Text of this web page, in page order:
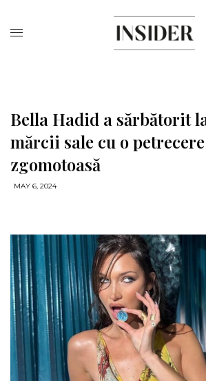
Bella Hadid a sărbătorit
mărcii sale cu o petrecere
zgomotoasă
MAY 6, 2024